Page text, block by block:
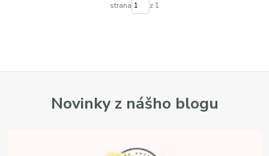
strana z 1
Novinky z nášho blogu